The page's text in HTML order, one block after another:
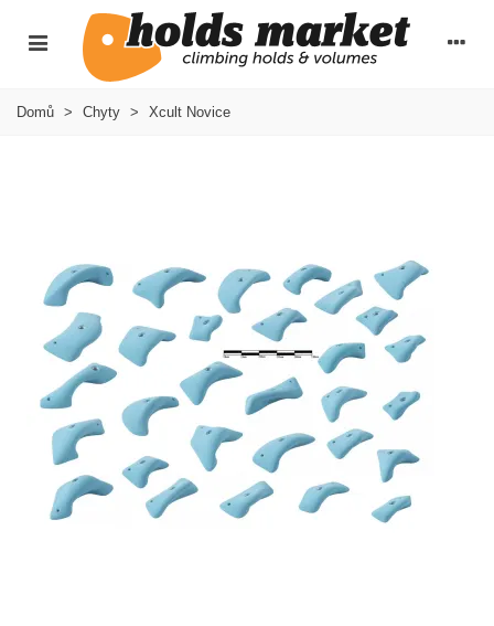
Domů > Chyty > Xcult Novice